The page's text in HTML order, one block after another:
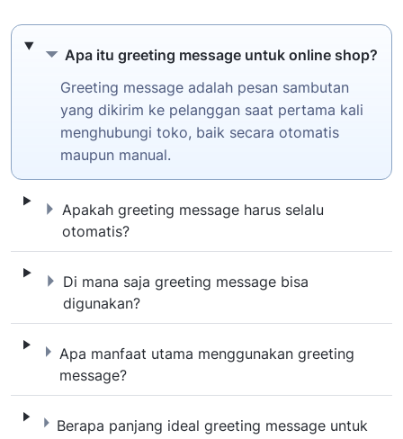
Apa itu greeting message untuk online shop?
Apa itu greeting message untuk online
Greeting message adalah pesan sambutan
yang dikirim ke pelanggan saat pertama kali
menghubungi toko, baik secara otomatis
maupun manual.
Apakah greeting message harus selalu
otomatis?
Apakah greeting message harus selalu
Di mana saja greeting message bisa
digunakan?
Di mana saja greeting message bisa
Apa manfaat utama menggunakan greeting
message?
Apa manfaat utama menggunakan greeting
Berapa panjang ideal greeting message untuk
Berapa panjang ideal greeting message